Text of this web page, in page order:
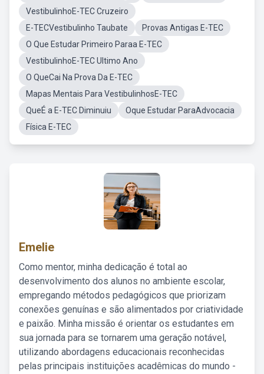
VestibulinhoE-TEC Cruzeiro
E-TECVestibulinho Taubate
Provas Antigas E-TEC
O Que Estudar Primeiro Paraa E-TEC
VestibulinhoE-TEC Ultimo Ano
O QueCai Na Prova Da E-TEC
Mapas Mentais Para VestibulinhosE-TEC
QueÉ a E-TEC Diminuiu
Oque Estudar ParaAdvocacia
Física E-TEC
Emelie
Como mentor, minha dedicação é total ao
desenvolvimento dos alunos no ambiente escolar,
empregando métodos pedagógicos que priorizam
conexões genuínas e são alimentados por criatividade
e paixão. Minha missão é orientar os estudantes em
sua jornada para se tornarem uma geração notável,
utilizando abordagens educacionais reconhecidas
pelas principais instituições acadêmicas do mundo -